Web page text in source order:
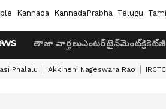
Kannada KannadaPrabha Telugu
తాజా వార్తలుఎంటర్‌టైన్‌మెంట్క్రికెట్
Phalalu Akkineni Nageswara Rao